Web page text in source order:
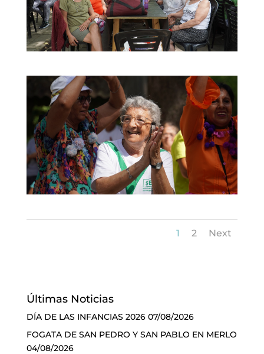
1 2 Next
Últimas Noticias
DÍA DE LAS INFANCIAS 2026 07/08/2026
FOGATA DE SAN PEDRO Y SAN PABLO EN MERLO
04/08/2026